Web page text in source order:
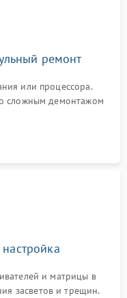
ремонт
или процессора.
сложным демонтажом
дорожек,
EEPROM
и матрицы в
засветов и трещин.